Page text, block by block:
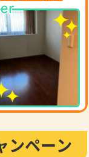
ンペーン